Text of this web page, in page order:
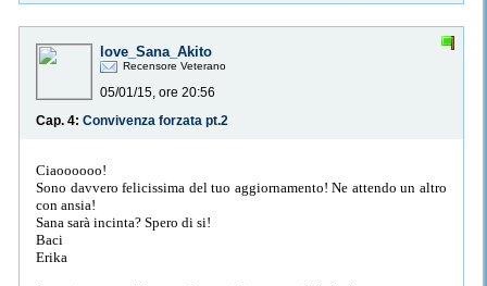
love_Sana_Akito
Recensore Veterano
05/01/15, ore 20:56
Cap. 4: Convivenza forzata pt.2
Ciaoooooo!
Sono davvero felicissima del tuo aggiornamento! Ne attendo un altro
con ansia!
Sana sarà incinta? Spero di si!
Baci
Erika